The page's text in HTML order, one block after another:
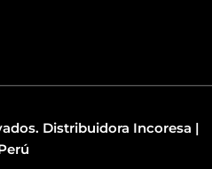
Distribuidora Incoresa |